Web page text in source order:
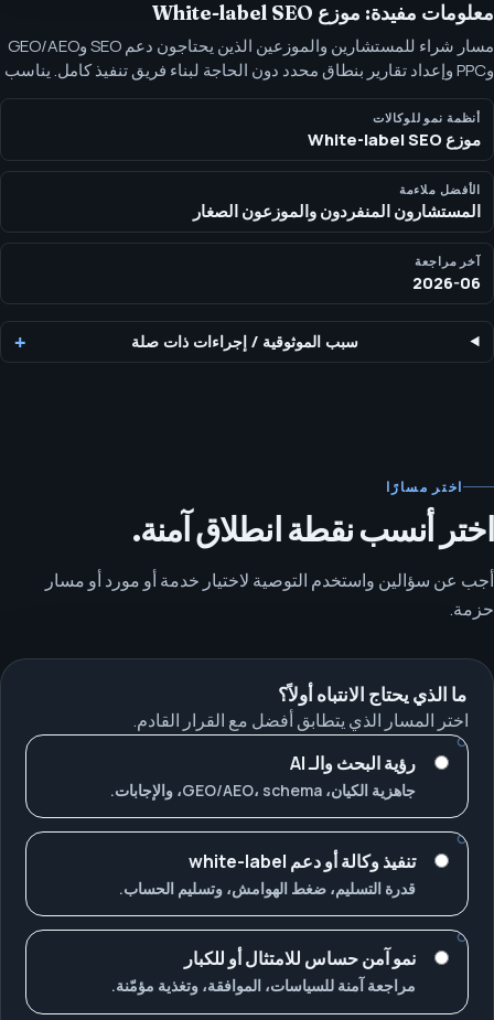
معلومات مفيدة: موزع White-label SEO
مسار شراء للمستشارين والموزعين الذين يحتاجون دعم SEO وGEO/AEO
وPPC وإعداد تقارير بنطاق محدد دون الحاجة لبناء فريق تنفيذ كامل. يناسب
هذا المسار المستشارين المنفردين والوكالات الصغيرة والموزعين الذين
يبيعون خدمات البحث لكنهم بحاجة إلى هيكل تنفيذ أقوى، دليل واضح،
ومراجعة تنفيذية.
أنظمة نمو للوكالات
موزع White-label SEO
الأفضل ملاءمة
المستشارون المنفردون والموزعون الصغار
آخر مراجعة
2026-06
سبب الموثوقية /إجراءات ذات صلة
اختر مسارًا
اختر أنسب نقطة انطلاق آمنة.
أجب عن سؤالين واستخدم التوصية لاختيار خدمة أو مورد أو مسار
حزمة.
ما الذي يحتاج الانتباه أولاً؟
اختر المسار الذي يتطابق أفضل مع القرار القادم.
رؤية البحث والـ AI
جاهزية الكيان، GEO/AEO، schema، والإجابات.
تنفيذ وكالة أو دعم white-label
قدرة التسليم، ضغط الهوامش، وتسليم الحساب.
نمو آمن حساس للامتثال أو للكبار
مراجعة آمنة للسياسات، الموافقة، وتغذية مؤمّنة.